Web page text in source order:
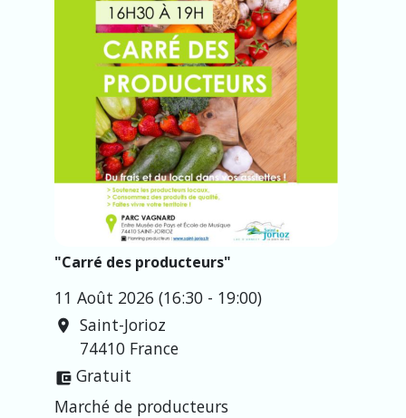
"Carré des producteurs"
11 Août 2026 (16:30 - 19:00)
location_on Saint-Jorioz
74410 France
account_balance_wallet Gratuit
Marché de producteurs